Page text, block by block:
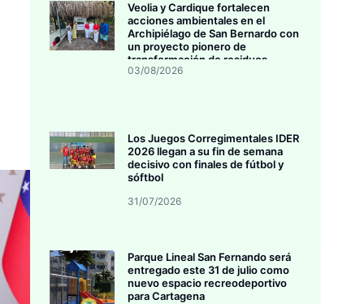
Veolia y Cardique fortalecen
acciones ambientales en el
Archipiélago de San Bernardo con
un proyecto pionero de
transformación de residuos
orgánicos
03/08/2026
Los Juegos Corregimentales IDER
2026 llegan a su fin de semana
decisivo con finales de fútbol y
sóftbol
31/07/2026
Parque Lineal San Fernando será
entregado este 31 de julio como
nuevo espacio recreodeportivo
para Cartagena